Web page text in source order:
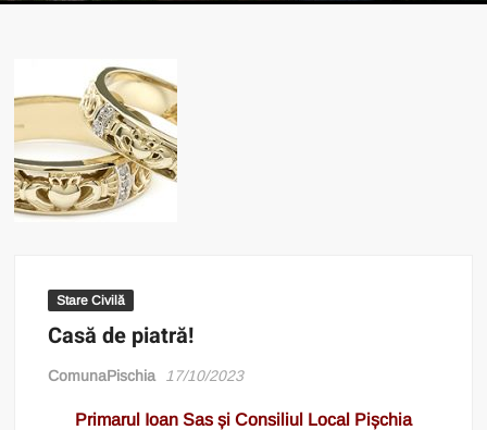
Stare Civilă
Casă de piatră!
ComunaPischia 17/10/2023
Primarul Ioan Sas și Consiliul Local Pișchia